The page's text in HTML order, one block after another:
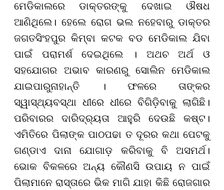
ମେଡିକାଲରେ ଡାକ୍ତରଙ୍କୁ ଦେଖାଇ ଔଷଧ
ଆଣିଥିଲେ। ହେଲେ ରୋଗ ଭଲ ନହେବାରୁ ଡାକ୍ତର
ଜଗତସିଂହପୁର କିମ୍ବା କଟକ ବଡ ମେଡିକାଲ ଯିବା
ପାଇଁ ପରାମର୍ଶ ଦେଇଥିଲେ । ଅଥଚ ଅର୍ଥ ଓ
ସହଯୋଗର ଅଭାବ କାରଣରୁ ସୋଲିନ ମେଡିକାଲ
ଯାଇପାରୁନାହାନ୍ତି । ଫଳରେ ତାଙ୍କର
ସ୍ୱାସ୍ଥ୍ୟବସ୍ଥା ଧୀରେ ଧୀରେ ବିଗିଡ଼ିବାକୁ ଲାଗିଛି।
ପରିବାରର ଦାରିଦ୍ର୍ୟତା ଆହୁରି ଦେଉଛି କଷ୍ଟ।
ଏମିତିରେ ପିଲାଙ୍କ ପାଠପଢା ତ ଦୂରର କଥା ପେଟକୁ
ଗଣ୍ଡାଏ ଦାନା ଯୋଗାଡ଼ କରିବାକୁ ବି ଅସମର୍ଥ।
ଭୋକ ବିକଳରେ ଅନ୍ୟ କୌଣସି ଉପାୟ ନ ପାଇଁ
ପିଲାମାନେ ରାସ୍ତାରେ ଭିକ ମାଗି ଯାହା କିଛି ରୋଜଗାର